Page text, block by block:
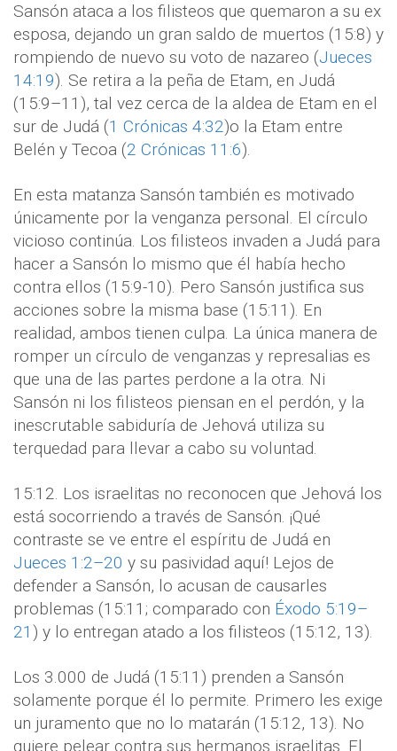
Sansón ataca a los filisteos que quemaron a su ex
esposa, dejando un gran saldo de muertos (15:8) y
rompiendo de nuevo su voto de nazareo (Jueces
14:19). Se retira a la peña de Etam, en Judá
(15:9–11), tal vez cerca de la aldea de Etam en el
sur de Judá (1 Crónicas 4:32)o la Etam entre
Belén y Tecoa (2 Crónicas 11:6).
En esta matanza Sansón también es motivado
únicamente por la venganza personal. El círculo
vicioso continúa. Los filisteos invaden a Judá para
hacer a Sansón lo mismo que él había hecho
contra ellos (15:9-10). Pero Sansón justifica sus
acciones sobre la misma base (15:11). En
realidad, ambos tienen culpa. La única manera de
romper un círculo de venganzas y represalias es
que una de las partes perdone a la otra. Ni
Sansón ni los filisteos piensan en el perdón, y la
inescrutable sabiduría de Jehová utiliza su
terquedad para llevar a cabo su voluntad.
15:12. Los israelitas no reconocen que Jehová los
está socorriendo a través de Sansón. ¡Qué
contraste se ve entre el espíritu de Judá en
Jueces 1:2–20 y su pasividad aquí! Lejos de
defender a Sansón, lo acusan de causarles
problemas (15:11; comparado con Éxodo 5:19–
21 ) y lo entregan atado a los filisteos (15:12, 13).
Los 3.000 de Judá (15:11) prenden a Sansón
solamente porque él lo permite. Primero les exige
un juramento que no lo matarán (15:12, 13). No
quiere pelear contra sus hermanos israelitas. El